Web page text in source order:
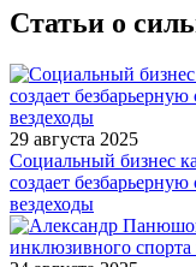
Статьи о
29 августа 2025
Социальный бизнес
создает
вездеходы